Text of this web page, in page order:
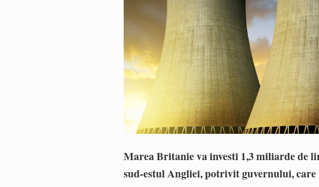
Marea Britanie va investi 1,3 miliarde de
sud-estul Angliei, potrivit guvernului,